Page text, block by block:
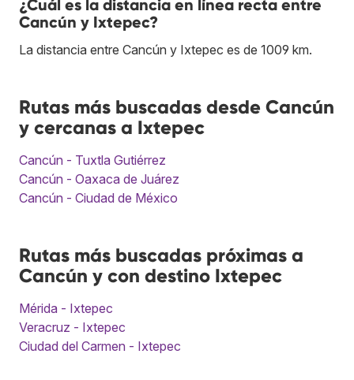
¿Cuál es la distancia en línea recta entre
Cancún y Ixtepec?
La distancia entre Cancún y Ixtepec es de 1009 km.
Rutas más buscadas desde Cancún
y cercanas a Ixtepec
Cancún - Tuxtla Gutiérrez
Cancún - Oaxaca de Juárez
Cancún - Ciudad de México
Rutas más buscadas próximas a
Cancún y con destino Ixtepec
Mérida - Ixtepec
Veracruz - Ixtepec
Ciudad del Carmen - Ixtepec